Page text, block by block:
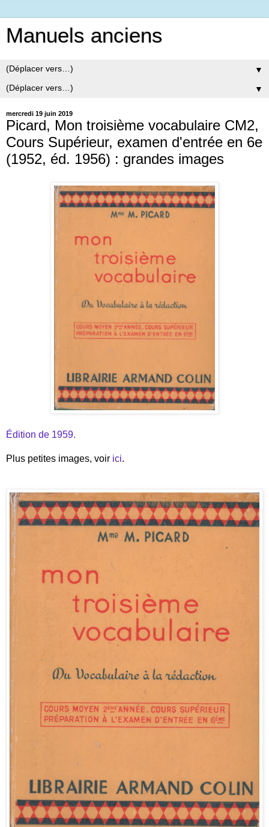
Manuels anciens
▼
▼
mercredi 19 juin 2019
Picard, Mon troisième vocabulaire CM2,
Cours Supérieur, examen d'entrée en 6e
(1952, éd. 1956) : grandes images
Édition de 1959.
Plus petites images, voir ici.